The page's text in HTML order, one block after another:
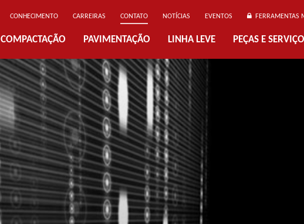
CONHECIMENTO CARREIRAS CONTATO NOTÍCIAS EVENTOS FERRAMENTAS
COMPACTAÇÃO PAVIMENTAÇÃO LINHA LEVE PEÇAS E